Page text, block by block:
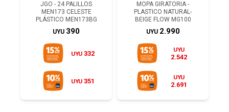
JGO - 24 PALILLOS
MEN173 CELESTE
PLÁSTICO MEN173BG
UYU 390
UYU 332
UYU 351
MOPA GIRATORIA -
PLASTICO NATURAL-
BEIGE FLOW MG100
UYU 2.990
UYU
2.542
UYU
2.691